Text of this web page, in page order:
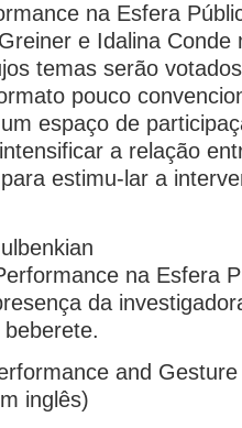
na Esfera
e Idalina Conde
temas serão
pouco
espaço de
a relação
estimu-lar a
na Esfera
da
and
inglês)